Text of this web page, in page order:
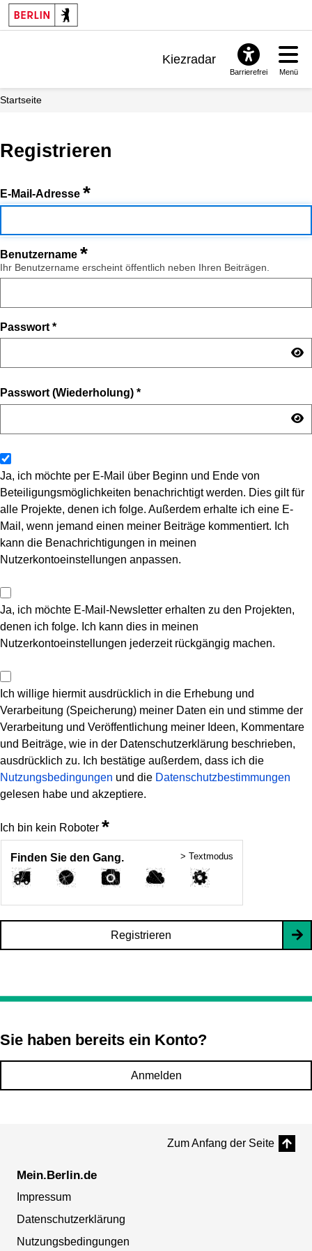
Kiezradar
Barrierefrei Menü
Startseite
Registrieren
E-Mail-Adresse *
Benutzername *
Ihr Benutzername erscheint öffentlich neben Ihren Beiträgen.
Passwort *
Passwort (Wiederholung) *
Ja, ich möchte per E-Mail über Beginn und Ende von
Beteiligungsmöglichkeiten benachrichtigt werden. Dies gilt für
alle Projekte, denen ich folge. Außerdem erhalte ich eine E-
Mail, wenn jemand einen meiner Beiträge kommentiert. Ich
kann die Benachrichtigungen in meinen
Nutzerkontoeinstellungen anpassen.
Ja, ich möchte E-Mail-Newsletter erhalten zu den Projekten,
denen ich folge. Ich kann dies in meinen
Nutzerkontoeinstellungen jederzeit rückgängig machen.
Ich willige hiermit ausdrücklich in die Erhebung und
Verarbeitung (Speicherung) meiner Daten ein und stimme der
Verarbeitung und Veröffentlichung meiner Ideen, Kommentare
und Beiträge, wie in der Datenschutzerklärung beschrieben,
ausdrücklich zu. Ich bestätige außerdem, dass ich die
Nutzungsbedingungen und die Datenschutzbestimmungen
gelesen habe und akzeptiere.
Ich bin kein Roboter *
Finden Sie den Gang. > Textmodus
Registrieren
Sie haben bereits ein Konto?
Anmelden
Zum Anfang der Seite
Mein.Berlin.de
Impressum
Datenschutzerklärung
Nutzungsbedingungen